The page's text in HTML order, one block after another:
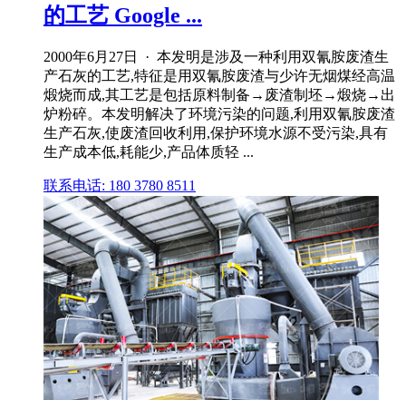
的工艺 Google ...
2000年6月27日 · 本发明是涉及一种利用双氰胺废渣生
产石灰的工艺,特征是用双氰胺废渣与少许无烟煤经高温
煅烧而成,其工艺是包括原料制备→废渣制坯→煅烧→出
炉粉碎。本发明解决了环境污染的问题,利用双氰胺废渣
生产石灰,使废渣回收利用,保护环境水源不受污染,具有
生产成本低,耗能少,产品体质轻 ...
联系电话: 180 3780 8511